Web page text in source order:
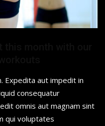
Expedita aut impedit in
consequatur
omnis aut magnam sint
qui voluptates